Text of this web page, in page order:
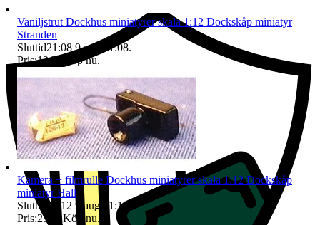
Vaniljstrut Dockhus miniatyrer skala 1:12 Dockskåp miniatyr
Stranden
Sluttid21:08 9 aug 21:08.
Pris:12 kr Köp nu.
Kamera + filmrulle Dockhus miniatyrer skala 1:12 Dockskåp
miniatyr Hall
Sluttid
21:12 9 aug 21:12
Pris:25 kr ,Köp nu.